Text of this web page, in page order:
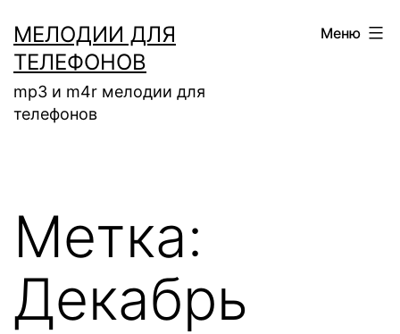
содержимому
МЕЛОДИИ ДЛЯ
ТЕЛЕФОНОВ
mp3 и m4r мелодии для
телефонов
Меню
Метка:
Декабрь